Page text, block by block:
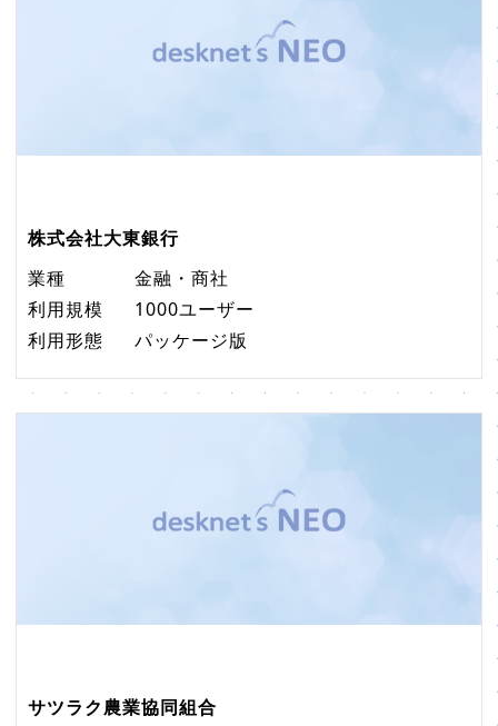
株式会社大東銀行
業種
金融・商社
利用規模
1000ユーザー
利用形態
パッケージ版
サツラク農業協同組合